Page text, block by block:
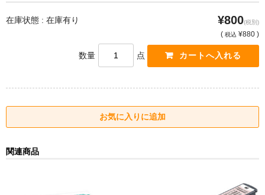
在庫状態 : 在庫有り ¥800(税別)
( 税込 ¥880 )
数量 点
関連商品